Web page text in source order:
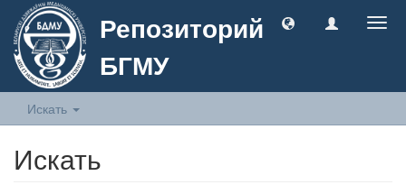
Репозиторий
БГМУ
Искать
Искать